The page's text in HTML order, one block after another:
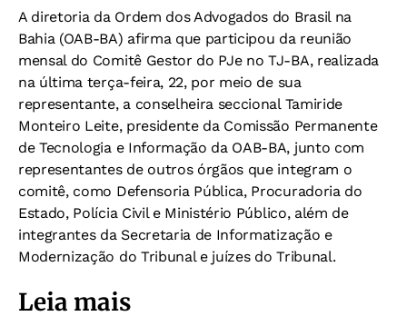
A diretoria da Ordem dos Advogados do Brasil na
Bahia (OAB-BA) afirma que participou da reunião
mensal do Comitê Gestor do PJe no TJ-BA, realizada
na última terça-feira, 22, por meio de sua
representante, a conselheira seccional Tamiride
Monteiro Leite, presidente da Comissão Permanente
de Tecnologia e Informação da OAB-BA, junto com
representantes de outros órgãos que integram o
comitê, como Defensoria Pública, Procuradoria do
Estado, Polícia Civil e Ministério Público, além de
integrantes da Secretaria de Informatização e
Modernização do Tribunal e juízes do Tribunal.
Leia mais